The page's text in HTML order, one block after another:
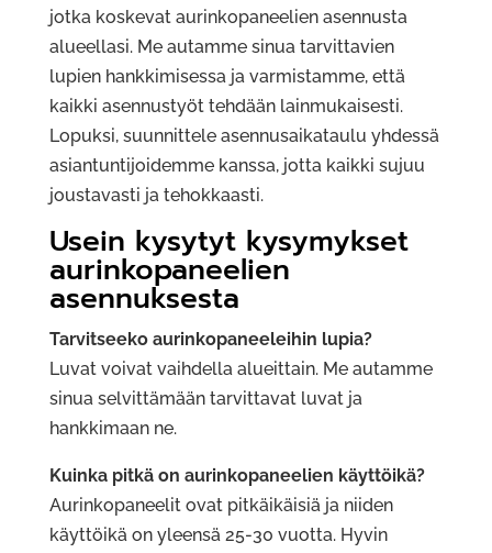
jotka koskevat aurinkopaneelien asennusta
alueellasi. Me autamme sinua tarvittavien
lupien hankkimisessa ja varmistamme, että
kaikki asennustyöt tehdään lainmukaisesti.
Lopuksi, suunnittele asennusaikataulu yhdessä
asiantuntijoidemme kanssa, jotta kaikki sujuu
joustavasti ja tehokkaasti.
Usein kysytyt kysymykset
aurinkopaneelien
asennuksesta
Tarvitseeko aurinkopaneeleihin lupia?
Luvat voivat vaihdella alueittain. Me autamme
sinua selvittämään tarvittavat luvat ja
hankkimaan ne.
Kuinka pitkä on aurinkopaneelien käyttöikä?
Aurinkopaneelit ovat pitkäikäisiä ja niiden
käyttöikä on yleensä 25-30 vuotta. Hyvin